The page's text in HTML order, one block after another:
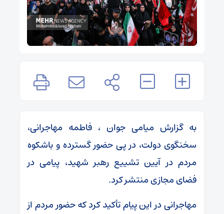
به گزارش میامی جوان ، فاطمه مهاجرانی،
سخنگوی دولت، در پی حضور گسترده و باشکوه
مردم در آیین تشییع رهبر شهید، پیامی در
فضای مجازی منتشر کرد.
مهاجرانی در این پیام تأکید کرد که حضور مردم از